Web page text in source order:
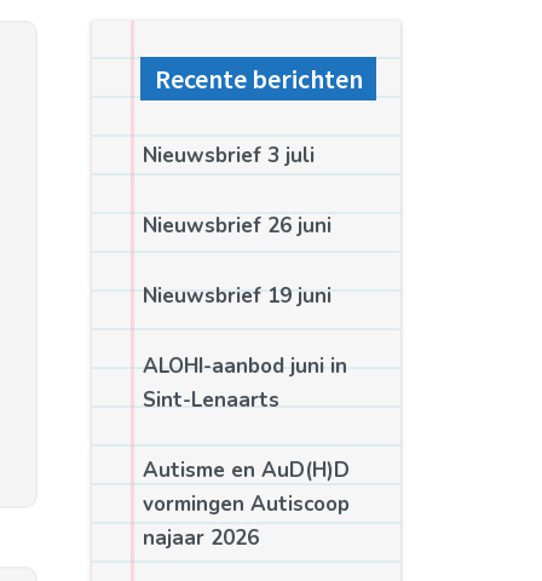
Recente berichten
Nieuwsbrief 3 juli
Nieuwsbrief 26 juni
Nieuwsbrief 19 juni
ALOHI-aanbod juni in
Sint-Lenaarts
Autisme en AuD(H)D
vormingen Autiscoop
najaar 2026